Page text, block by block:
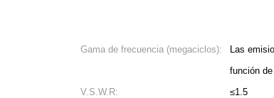
Gama de frecuencia (megaciclos):
Las
función
V.S.W.R:
≤1.5